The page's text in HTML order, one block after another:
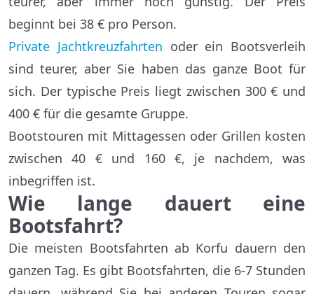
beginnt bei 38 € pro Person.
Private Jachtkreuzfahrten oder ein Bootsverleih
sind teurer, aber Sie haben das ganze Boot für
sich. Der typische Preis liegt zwischen 300 € und
400 € für die gesamte Gruppe.
Bootstouren mit Mittagessen oder Grillen kosten
zwischen 40 € und 160 €, je nachdem, was
inbegriffen ist.
Wie lange dauert eine
Bootsfahrt?
Die meisten Bootsfahrten ab Korfu dauern den
ganzen Tag. Es gibt Bootsfahrten, die 6-7 Stunden